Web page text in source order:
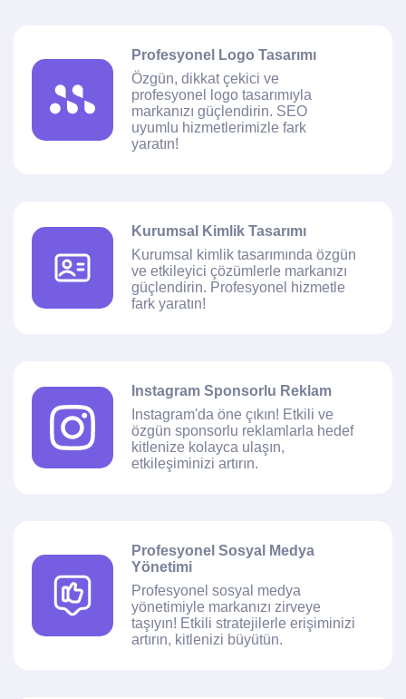
Profesyonel Logo Tasarımı
Özgün, dikkat çekici ve
profesyonel logo tasarımıyla
markanızı güçlendirin. SEO
uyumlu hizmetlerimizle fark
yaratın!
Kurumsal Kimlik Tasarımı
Kurumsal kimlik tasarımında özgün
ve etkileyici çözümlerle markanızı
güçlendirin. Profesyonel hizmetle
fark yaratın!
Instagram Sponsorlu Reklam
Instagram'da öne çıkın! Etkili ve
özgün sponsorlu reklamlarla hedef
kitlenize kolayca ulaşın,
etkileşiminizi artırın.
Profesyonel Sosyal Medya
Yönetimi
Profesyonel sosyal medya
yönetimiyle markanızı zirveye
taşıyın! Etkili stratejilerle erişiminizi
artırın, kitlenizi büyütün.